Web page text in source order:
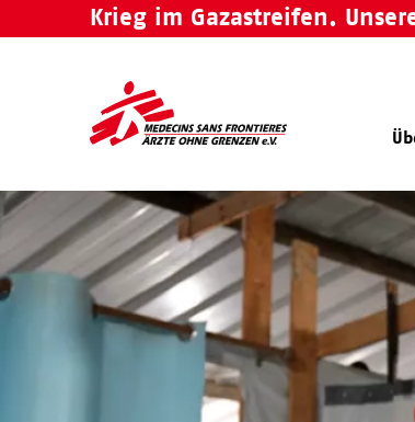
zum
Krieg im Gazastreifen.